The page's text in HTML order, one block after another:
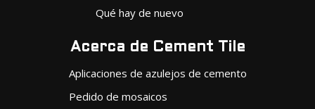
Qué hay de nuevo
Acerca de Cement Tile
Aplicaciones de azulejos de cemento
Pedido de mosaicos